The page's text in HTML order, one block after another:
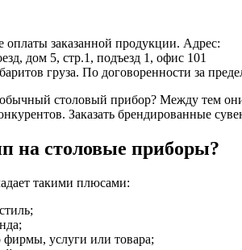
оплаты заказанной продукции. Адрес:
дом 5, стр.1, подъезд 1, офис 101
груза. По договоренности за
столовый прибор? Между тем
Заказать брендированные
на столовые приборы?
такими плюсами:
услуги или товара;